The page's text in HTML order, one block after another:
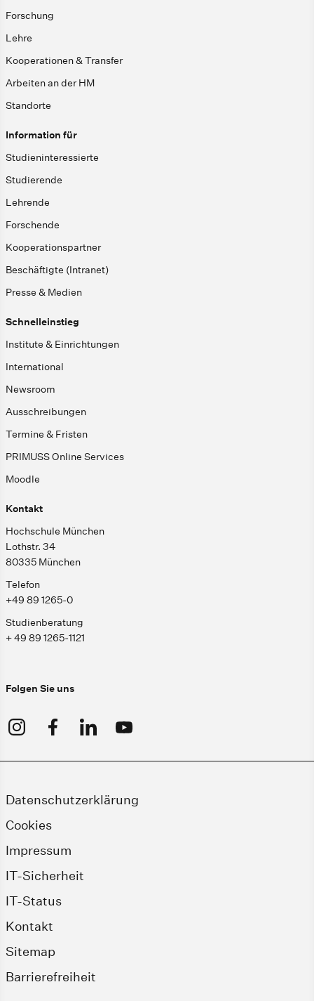
Forschung
Lehre
Kooperationen & Transfer
Arbeiten an der HM
Standorte
Information für
Studieninteressierte
Studierende
Lehrende
Forschende
Kooperationspartner
Beschäftigte (Intranet)
Presse & Medien
Schnelleinstieg
Institute & Einrichtungen
International
Newsroom
Ausschreibungen
Termine & Fristen
PRIMUSS Online Services
Moodle
Kontakt
Hochschule München
Lothstr. 34
80335 München
Telefon
+49 89 1265-0
Studienberatung
+ 49 89 1265-1121
Folgen Sie uns
Datenschutzerklärung
Cookies
Impressum
IT-Sicherheit
IT-Status
Kontakt
Sitemap
Barrierefreiheit